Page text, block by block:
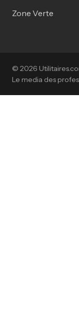
Zone Verte
© 2026
Le media des